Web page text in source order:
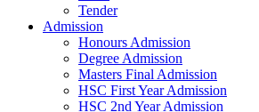
Tender
Admission
Honours Admission
Degree Admission
Masters Final Admission
HSC First Year Admission
HSC 2nd Year Admission